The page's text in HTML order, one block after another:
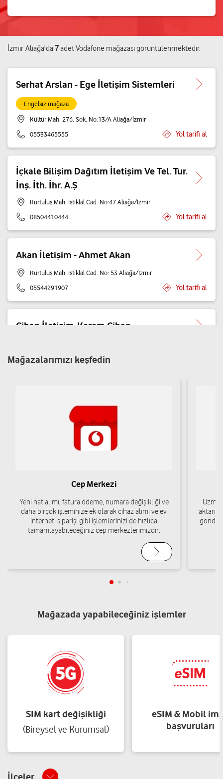
İzmir Aliağa'da 7adetVodafone mağazasıgörüntülenmektedir.
Serhat Arslan - Ege İletişim Sistemleri
Engelsiz mağaza
Kültür Mah. 276. Sok. No:13/A Aliağa/İzmir
05533465555
Yol tarifi al
İçkale Bilişim Dağıtım İletişim Ve Tel. Tur.
İnş. İth. İhr. A.Ş
Kurtuluş Mah. İstiklal Cad. No:47 Aliağa/İzmir
08504410444
Yol tarifi al
Akan İletişim - Ahmet Akan
Kurtuluş Mah. İstiklal Cad. No: 53 Aliağa/İzmir
05544291907
Yol tarifi al
Cihan İletişim-Kerem Cihan
05319183241
Şakran Sayfiye Mh.Şair Namık Kemal Cd.No:61 A Aliağa/İzmir
Kazım Dirik Mh.İstiklal Cd.No:61 B Aliağa/İzmir
05076056558
Yol tarifi al
LEVENT İLETİŞİM-LEVENT AKBULUT
05335060459
Yol tarifi al
Mağazalarımızı keşfedin
Cep Merkezi
Yeni hat alımı, fatura ödeme, numara değişikliği ve
daha birçok işleminize ek olarak cihaz alımı ve ev
interneti siparişi gibi işlemlerinizi de hızlıca
tamamlayabileceğiniz cep merkezlerimizdir.
Mağazada yapabileceğiniz işlemler
SIM kart değişikliği
(Bireysel ve Kurumsal)
eSIM & Mobil
başvuruları
İlçeler